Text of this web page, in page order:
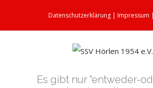
Datenschutzerklärung| Impressum |
Es gibt nur "entweder-